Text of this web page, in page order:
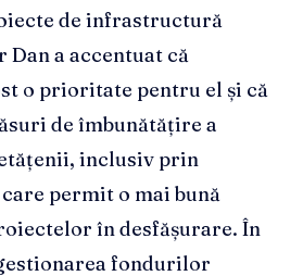
de infrastructură
Dan a accentuat că
o prioritate pentru el și că
de îmbunătățire a
inclusiv prin
permit o mai bună
în desfășurare. În
fondurilor